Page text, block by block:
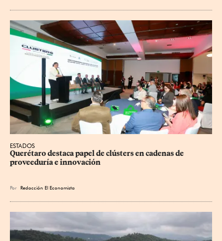
ESTADOS
Querétaro destaca papel de clústers en cadenas de
proveeduría e innovación
Por Redacción El Economista